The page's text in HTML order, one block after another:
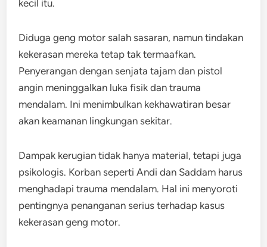
kecil itu.
Diduga geng motor salah sasaran, namun tindakan
kekerasan mereka tetap tak termaafkan.
Penyerangan dengan senjata tajam dan pistol
angin meninggalkan luka fisik dan trauma
mendalam. Ini menimbulkan kekhawatiran besar
akan keamanan lingkungan sekitar.
Dampak kerugian tidak hanya material, tetapi juga
psikologis. Korban seperti Andi dan Saddam harus
menghadapi trauma mendalam. Hal ini menyoroti
pentingnya penanganan serius terhadap kasus
kekerasan geng motor.